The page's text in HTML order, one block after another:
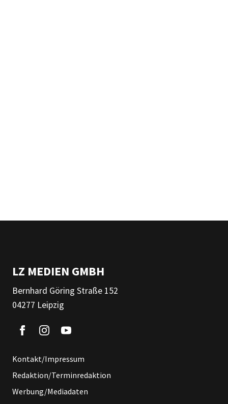
LZ MEDIEN GMBH
Bernhard Göring Straße 152
04277 Leipzig
Kontakt/Impressum
Redaktion/Terminredaktion
Werbung/Mediadaten